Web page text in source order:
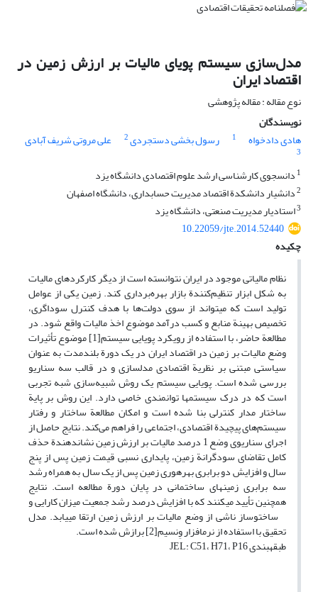
مدل‌سازی سیستم پویای مالیات بر ارزش زمین در
اقتصاد ایران
نوع مقاله : مقاله پژوهشی
نویسندگان
هادی دادخواه
1 رسول بخشی دستجردی2 علی مروتی شریف آبادی
3
1 دانسجوی کارشناسی ارشد علوم اقتصادی دانشگاه یزد
2دانشیار دانشکدة اقتصاد مدیریت حسابداری، دانشگاه اصفهان
3استادیار مدیریت صنعتی، دانشگاه یزد
10.22059/jte.2014.52440
چکیده
نظام مالیاتی موجود در ایران نتوانسته است از دیگر کارکردهای مالیات
به­ شکل ابزار تنظیم‌کنندة بازار بهره‌برداری کند. زمین یکی از عوامل
تولید است که می­تواند از سوی دولت‌ها با هدف کنترل سوداگری،
تخصیص بهینة منابع و کسب درآمد موضوع اخذ مالیات واقع شود. در
مطالعة حاضر، با استفاده از رویکرد پویایی سیستم[1] موضوع تأثیرات
وضع مالیات بر زمین در اقتصاد ایران در یک دورة بلندمدت به­ عنوان
سیاستی مبتنی بر نظریة اقتصادی مدل­سازی و در قالب سه سناریو
بررسی شده است. پویایی سیستم یک روش شبیه‌سازی شبه تجربی
است که در درک سیستم­ها توانمندی خاصی دارد. این روش بر پایة
ساختار مدار کنترلی بنا شده است و امکان مطالعة ساختار و رفتار
سیستم‌های پیچیدة اقتصادی، اجتماعی را فراهم می‌کند. نتایج حاصل از
اجرای سناریوی وضع 1 درصد مالیات بر ارزش زمین نشان­دهندة حذف
کامل تقاضای سودگرانة زمین، پایداری نسبی قیمت زمین پس از پنج
سال و افزایش دو برابری بهره­وری زمین پس از یک سال به ­همراه رشد
سه برابری زمین­های ساختمانی در پایان دورة مطالعه است. نتایج
همچنین تأیید می­کنند که با افزایش درصد رشد جمعیت میزان کارایی و
ساخت­وساز ناشی از وضع مالیات بر ارزش زمین ارتقا می­یابد. مدل
تحقیق با استفاده از نرم­افزار وِنسیم[2] برازش شده است.
طبقه­بندی JEL: C51، H71، P16